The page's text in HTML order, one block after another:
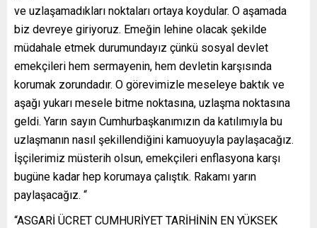
ve uzlaşamadıkları noktaları ortaya koydular. O aşamada
biz devreye giriyoruz. Emeğin lehine olacak şekilde
müdahale etmek durumundayız çünkü sosyal devlet
emekçileri hem sermayenin, hem devletin karşısında
korumak zorundadır. O görevimizle meseleye baktık ve
aşağı yukarı mesele bitme noktasına, uzlaşma noktasına
geldi. Yarın sayın Cumhurbaşkanımızın da katılımıyla bu
uzlaşmanın nasıl şekillendiğini kamuoyuyla paylaşacağız.
İşçilerimiz müsterih olsun, emekçileri enflasyona karşı
bugüne kadar hep korumaya çalıştık. Rakamı yarın
paylaşacağız. “
“ASGARİ ÜCRET CUMHURİYET TARİHİNİN EN YÜKSEK